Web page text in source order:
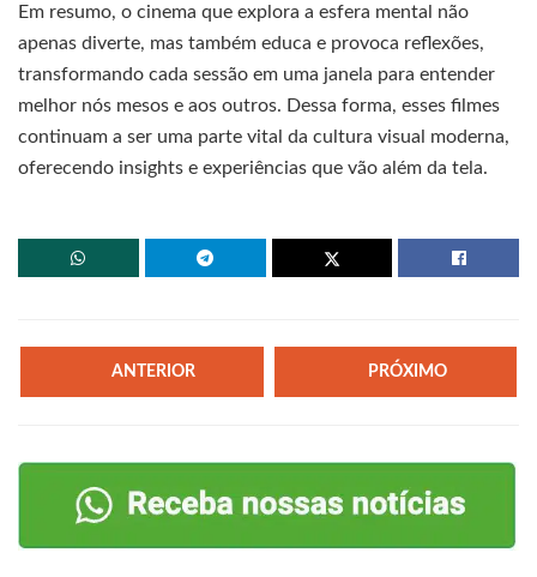
Em resumo, o cinema que explora a esfera mental não
apenas diverte, mas também educa e provoca reflexões,
transformando cada sessão em uma janela para entender
melhor nós mesos e aos outros. Dessa forma, esses filmes
continuam a ser uma parte vital da cultura visual moderna,
oferecendo insights e experiências que vão além da tela.
ANTERIOR PRÓXIMO